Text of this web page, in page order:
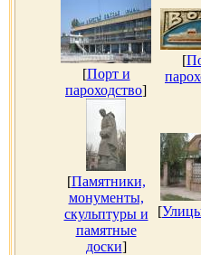
[Порт и
пароходство]
[
[Памятники,
монументы,
скульптуры и
памятные
доски]
[